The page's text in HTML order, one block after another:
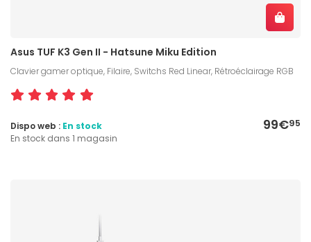
Asus TUF K3 Gen II - Hatsune Miku Edition
Clavier gamer optique, Filaire, Switchs Red Linear, Rétroéclairage RGB
99€95
Dispo web : En stock
En stock dans 1 magasin